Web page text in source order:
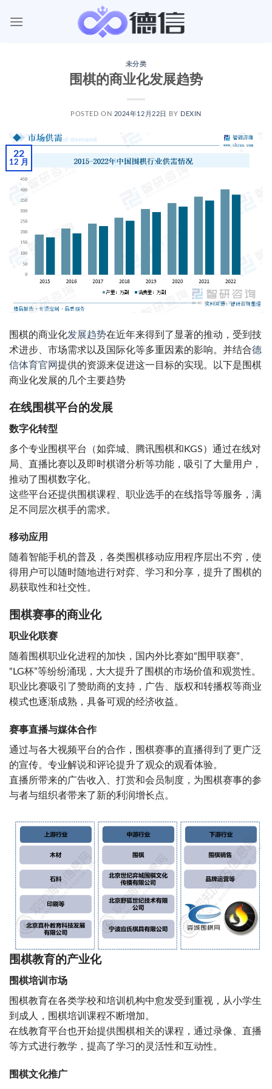
未分类
围棋的商业化发展趋势
POSTED ON 2024年12月22日 BY DEXIN
22
12 月
围棋的商业化发展趋势在近年来得到了显著的推动，受到技
术进步、市场需求以及国际化等多重因素的影响。并结合德
信体育官网提供的资源来促进这一目标的实现。以下是围棋
商业化发展的几个主要趋势
在线围棋平台的发展
数字化转型
多个专业围棋平台（如弈城、腾讯围棋和KGS）通过在线对
局、直播比赛以及即时棋谱分析等功能，吸引了大量用户，
推动了围棋数字化。
这些平台还提供围棋课程、职业选手的在线指导等服务，满
足不同层次棋手的需求。
移动应用
随着智能手机的普及，各类围棋移动应用程序层出不穷，使
得用户可以随时随地进行对弈、学习和分享，提升了围棋的
易获取性和社交性。
围棋赛事的商业化
职业化联赛
随着围棋职业化进程的加快，国内外比赛如“围甲联赛”、
“LG杯”等纷纷涌现，大大提升了围棋的市场价值和观赏性。
职业比赛吸引了赞助商的支持，广告、版权和转播权等商业
模式也逐渐成熟，具备可观的经济收益。
赛事直播与媒体合作
通过与各大视频平台的合作，围棋赛事的直播得到了更广泛
的宣传。专业解说和评论提升了观众的观看体验。
直播所带来的广告收入、打赏和会员制度，为围棋赛事的参
与者与组织者带来了新的利润增长点。
围棋教育的产业化
围棋培训市场
围棋教育在各类学校和培训机构中愈发受到重视，从小学生
到成人，围棋培训课程不断增加。
在线教育平台也开始提供围棋相关的课程，通过录像、直播
等方式进行教学，提高了学习的灵活性和互动性。
围棋文化推广